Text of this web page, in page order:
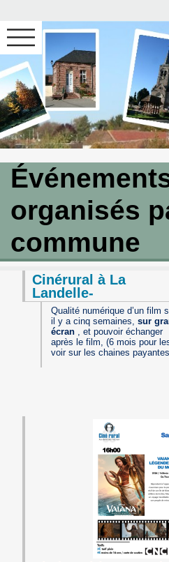
organisés
commune
Cinérural à La
Landelle-
Qualité numérique d’un film
il y a cinq semaines,sur
écran , et pouvoir échanger
après le film, (6 mois pour
voir sur les chaines